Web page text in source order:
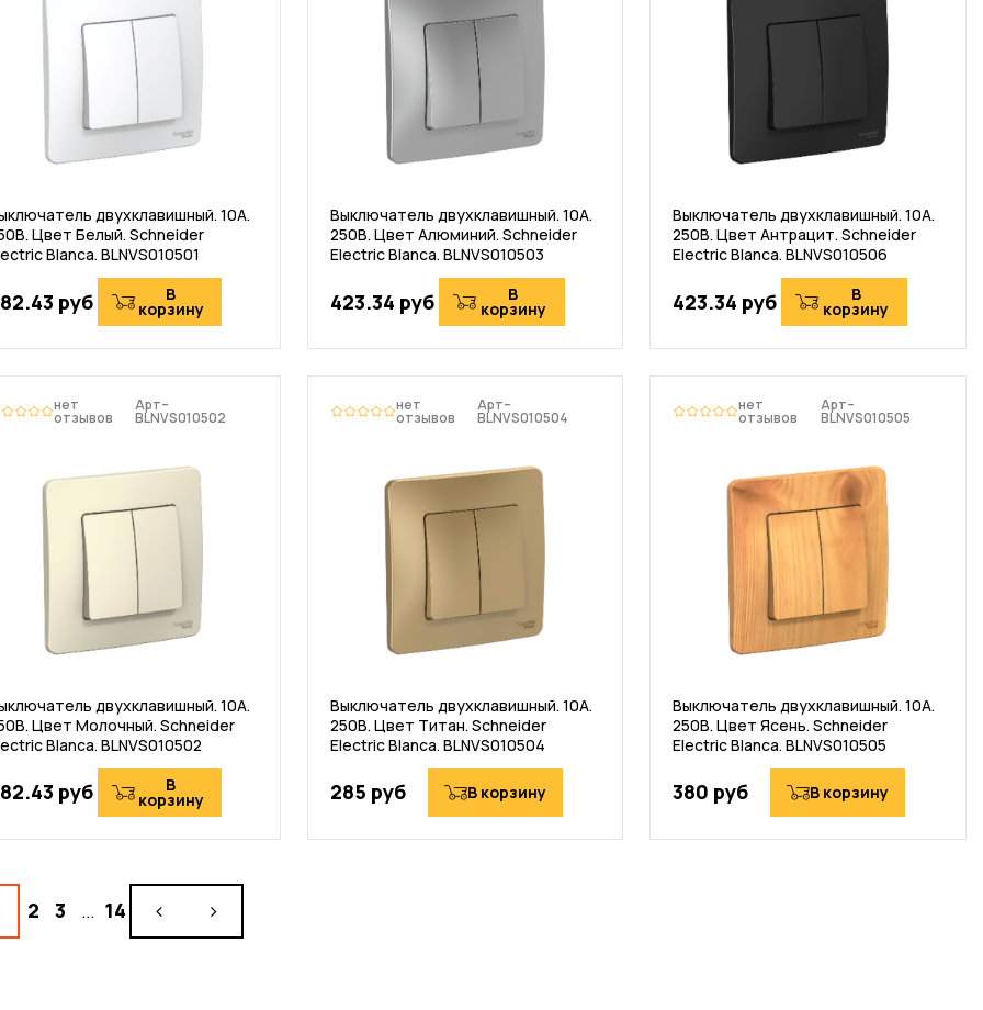
двухклавишный. 10А.
Цвет Белый. Schneider
Blanca. BLNVS010501
руб В
корзину
Выключатель двухклавишный. 10А.
250В. Цвет Алюминий. Schneider
Electric Blanca. BLNVS010503
423.34 руб В
корзину
Выключатель двухклавишный. 10А.
250В. Цвет Антрацит. Schneider
Electric Blanca. BLNVS010506
423.34 руб В
корзину
нет
отзывов
Арт–
BLNVS010502
двухклавишный. 10А.
Цвет Молочный. Schneider
Blanca. BLNVS010502
руб В
корзину
нет
отзывов
Арт–
BLNVS010504
Выключатель двухклавишный. 10А.
250В. Цвет Титан. Schneider
Electric Blanca. BLNVS010504
285 руб В корзину
нет
отзывов
Арт–
BLNVS010505
Выключатель двухклавишный. 10А.
250В. Цвет Ясень. Schneider
Electric Blanca. BLNVS010505
380 руб В корзину
2 3 … 14